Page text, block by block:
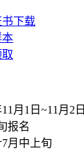
下载
本
月1日~11月2日
报名
月中上旬